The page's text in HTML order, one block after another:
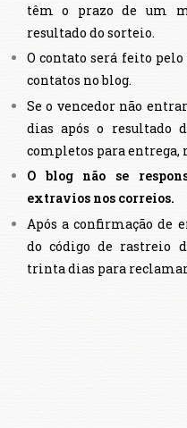
têm o prazo de um
resultado do sorteio.
O contato será feito
contatos no blog.
Se o vencedor não
dias após o resultado
completos para entrega,
O blog não se
extravios nos correios.
Após a confirmação de
do código de rastreio
trinta dias para